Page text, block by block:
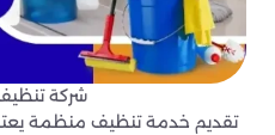
شركة
تقديم خدمة تنظيف منظمة